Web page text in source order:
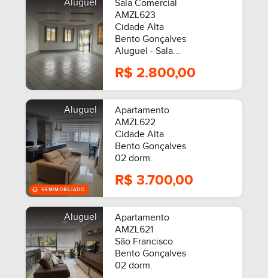
MOBILIADO
Aluguel
Sala Comercial
AMZL623
Cidade Alta
Bento Gonçalves
Aluguel - Sala...
R$ 2.800,00
Aluguel
Apartamento
AMZL622
Cidade Alta
Bento Gonçalves
02 dorm.
R$ 3.700,00
Aluguel
Apartamento
AMZL621
São Francisco
Bento Gonçalves
02 dorm.